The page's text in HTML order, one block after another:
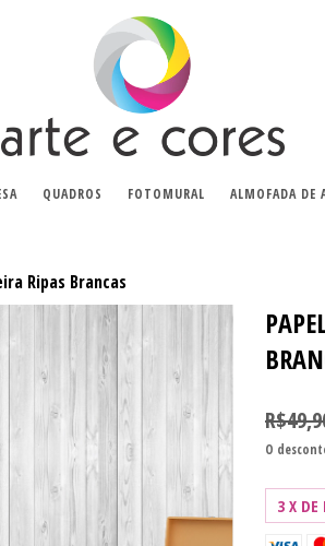
QUADROS FOTOMURAL ALMOFADA DE
Ripas Brancas
O
3 X DE